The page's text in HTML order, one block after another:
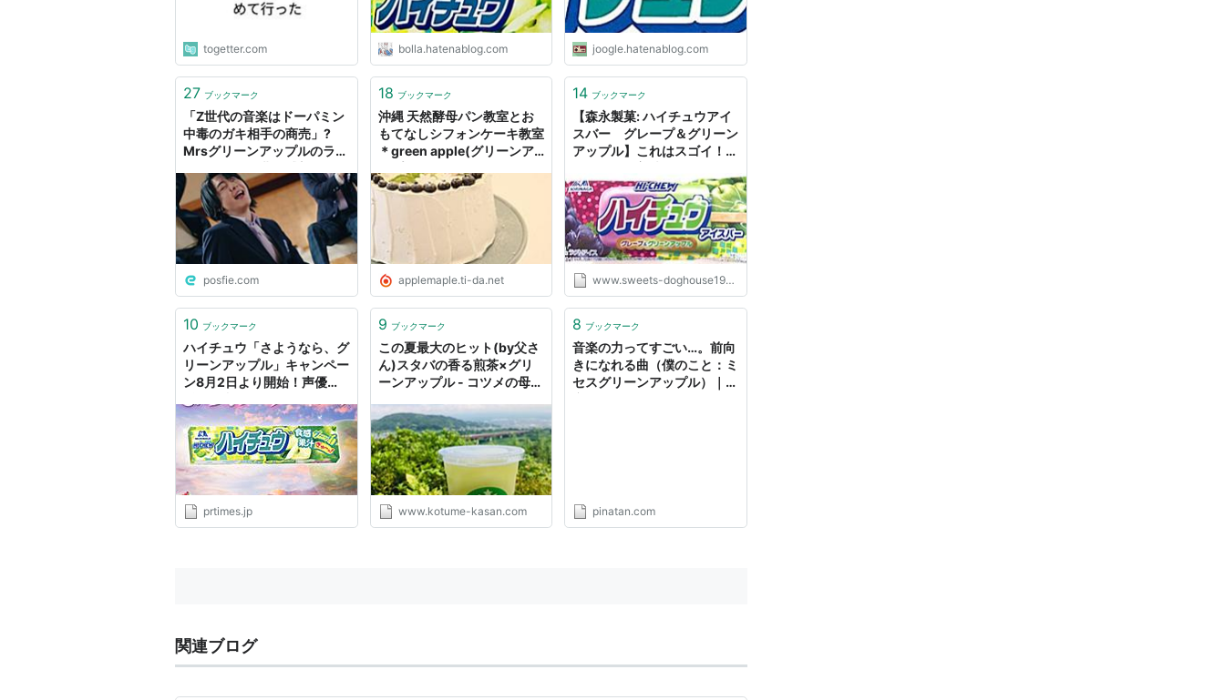
togetter.com bolla.hatenablog.com joogle.hatenablog.com
27 ブックマーク
「Z世代の音楽はドーパミン
中毒のガキ相手の商売」?
Mrsグリーンアップルのライ
りに口が悪すぎる
posfie.com
18 ブックマーク
沖縄 天然酵母パン教室とお
もてなしシフォンケーキ教室
＊green apple(グリーンア
applemaple.ti-da.net
14 ブックマーク
【森永製菓: ハイチュウアイ
スバー グレープ＆グリーン
アップル】これはスゴイ！め
チュウアイスのそのお味
は！？
www.sweets-doghouse1979.com
10 ブックマーク
ハイチュウ「さようなら、グ
リーンアップル」キャンペー
ン8月2日より開始！声優・
出演！
prtimes.jp
9 ブックマーク
この夏最大のヒット(by父さ
ん)スタバの香る煎茶×グリ
ーンアップル - コツメの母さ
う。
www.kotume-kasan.com
8 ブックマーク
音楽の力ってすごい…。前向
きになれる曲（僕のこと：ミ
セスグリーンアップル）｜東
pinatan.com
関連ブログ